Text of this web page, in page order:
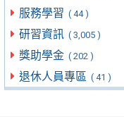
服務學習 ( 44 )
研習資訊 ( 3,005 )
獎助學金 ( 202 )
退休人員專區 ( 41 )